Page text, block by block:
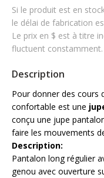
Si le produit est en
le délai de fabrication
Le prix en $ est à titre
fluctuent constamment.
Description
Pour donner des cours
confortable est une
conçu une jupe
faire les mouvements
Description:
Pantalon long régulier
genou avec ouverture